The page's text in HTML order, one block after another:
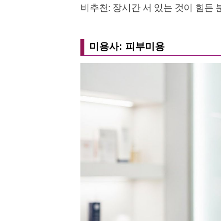
비추천: 장시간 서 있는 것이 힘든
미용사: 피부미용